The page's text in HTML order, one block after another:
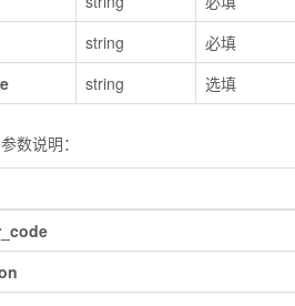
string 必填
string 选填
数说明：